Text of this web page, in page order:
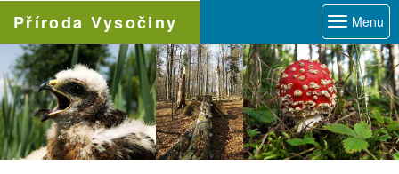
Příroda Vysočiny Menu